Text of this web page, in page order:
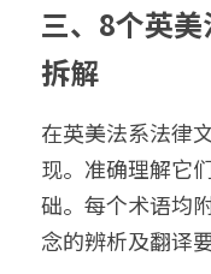
三、8个英
拆解
在英美法系法律
现。准确理解它
础。每个术语均
念的辨析及翻译要